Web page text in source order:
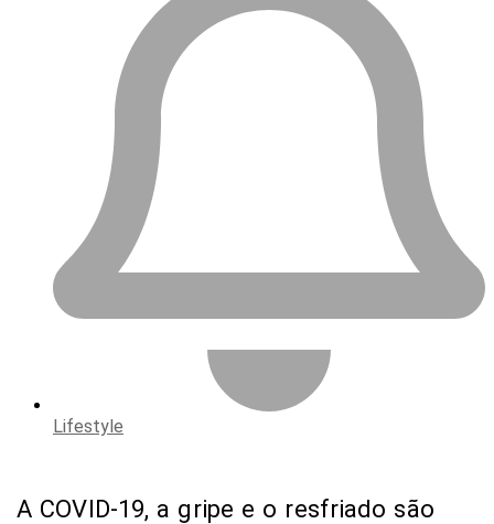
Lifestyle
A COVID-19, a gripe e o resfriado são